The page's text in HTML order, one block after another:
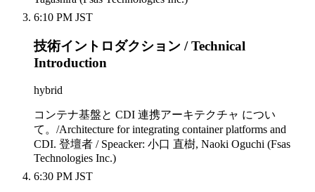
6:10 PM JST
技術イントロダクション / Technical
Introduction
hybrid
コンテナ基盤と CDI 連携アーキテクチャ につい
て。/Architecture for integrating container platforms and
CDI. 登壇者 / Speacker: 小口 直樹, Naoki Oguchi (Fsas
Technologies Inc.)
6:30 PM JST